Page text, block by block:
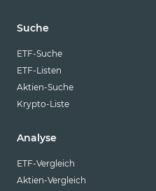
Suche
ETF-Suche
ETF-Listen
Aktien-Suche
Krypto-Liste
Analyse
ETF-Vergleich
Aktien-Vergleich